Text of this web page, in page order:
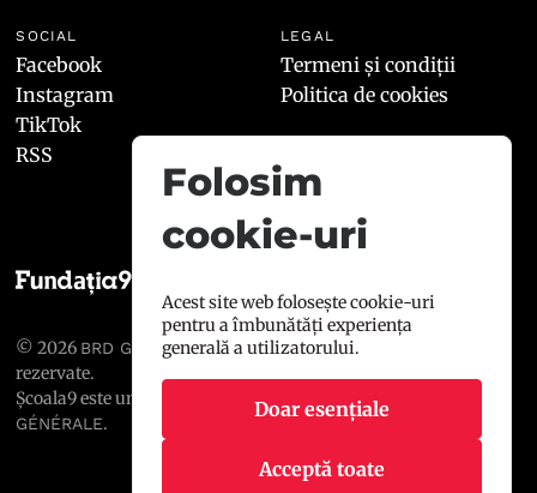
SOCIAL
Facebook
Instagram
TikTok
RSS
LEGAL
Termeni și condiții
Politica de cookies
© 2026 BRD GROUPE SOCIÉTÉ GÉNÉRALE
rezervate.
Școala9 este un proiect susținut de
BRD GROUPE SOCIÉTÉ
GÉNÉRALE.
Folosim
cookie-uri
Acest site web folosește cookie-uri
pentru a îmbunătăți experiența
generală a utilizatorului.
Doar esențiale
Acceptă toate